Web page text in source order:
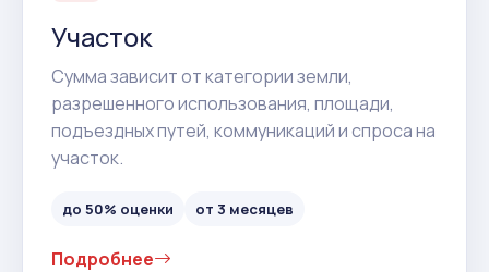
Участок
Сумма зависит от категории земли,
разрешенного использования, площади,
подъездных путей, коммуникаций и спроса на
участок.
до 50% оценки от 3 месяцев
Подробнее